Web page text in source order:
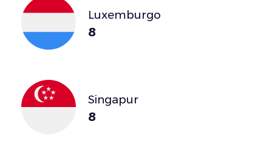
Luxemburgo
8
Singapur
8